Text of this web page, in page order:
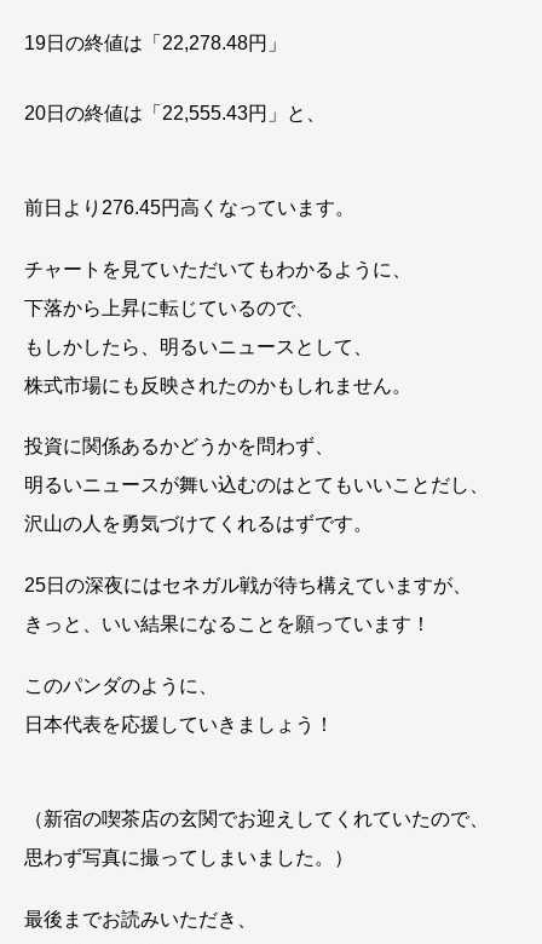
19日の終値は「22,278.48円」
20日の終値は「22,555.43円」と、
前日より276.45円高くなっています。
チャートを見ていただいてもわかるように、
下落から上昇に転じているので、
もしかしたら、明るいニュースとして、
株式市場にも反映されたのかもしれません。
投資に関係あるかどうかを問わず、
明るいニュースが舞い込むのはとてもいいことだし、
沢山の人を勇気づけてくれるはずです。
25日の深夜にはセネガル戦が待ち構えていますが、
きっと、いい結果になることを願っています！
このパンダのように、
日本代表を応援していきましょう！
（新宿の喫茶店の玄関でお迎えしてくれていたので、
思わず写真に撮ってしまいました。）
最後までお読みいただき、